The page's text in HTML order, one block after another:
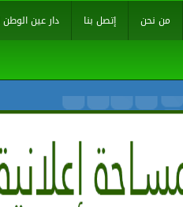
من نحن إتصل بنا دار عين الوطن